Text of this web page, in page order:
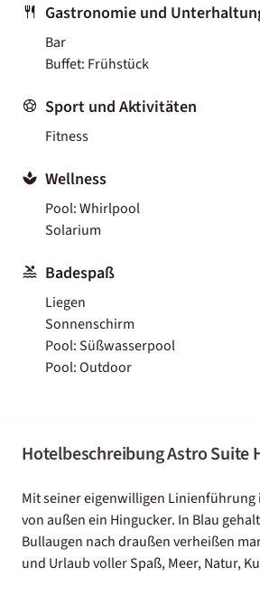
Gastronomie und
Bar
Buffet: Frühstück
Sport und Aktivitäten
Fitness
Wellness
Pool: Whirlpool
Solarium
Badespaß
Liegen
Sonnenschirm
Pool: Süßwasserpool
Pool: Outdoor
Hotelbeschreibung Astro Suite
Mit seiner eigenwilligen Linienführung
von außen ein Hingucker. In Blau
Bullaugen nach draußen verheißen
und Urlaub voller Spaß, Meer, Natur,